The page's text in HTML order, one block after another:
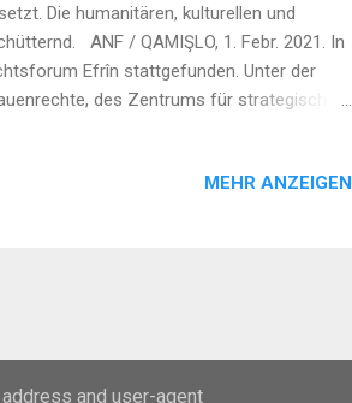
Die humanitären, kulturellen und
ANF / QAMIŞLO, 1. Febr. 2021. In
Efrîn stattgefunden. Unter der
des Zentrums für strategische
im Nordwesten von Syrien, diskutierten
MEHR ANZEIGEN
and user-agent